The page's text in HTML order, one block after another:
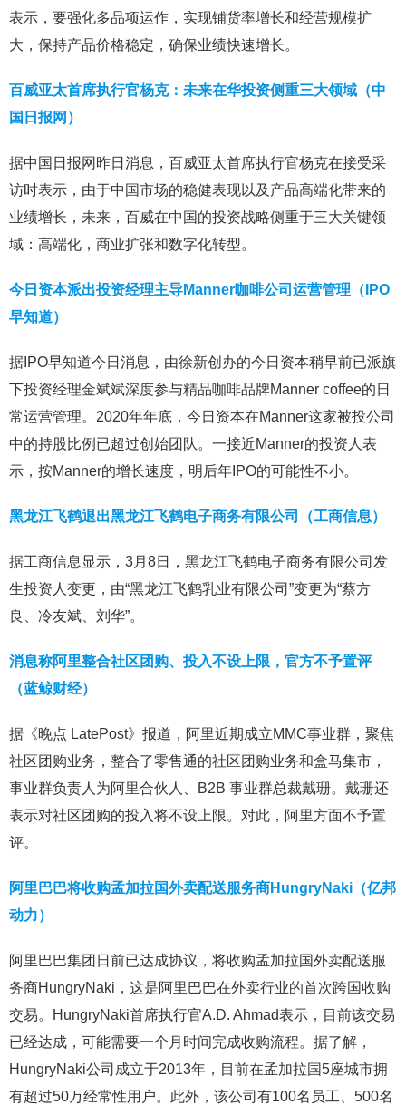
表示，要强化多品项运作，实现铺货率增长和经营规模扩
大，保持产品价格稳定，确保业绩快速增长。
百威亚太首席执行官杨克：未来在华投资侧重三大领域（中
国日报网）
据中国日报网昨日消息，百威亚太首席执行官杨克在接受采
访时表示，由于中国市场的稳健表现以及产品高端化带来的
业绩增长，未来，百威在中国的投资战略侧重于三大关键领
域：高端化，商业扩张和数字化转型。
今日资本派出投资经理主导Manner咖啡公司运营管理（IPO
早知道）
据IPO早知道今日消息，由徐新创办的今日资本稍早前已派旗
下投资经理金斌斌深度参与精品咖啡品牌Manner coffee的日
常运营管理。2020年年底，今日资本在Manner这家被投公司
中的持股比例已超过创始团队。一接近Manner的投资人表
示，按Manner的增长速度，明后年IPO的可能性不小。
黑龙江飞鹤退出黑龙江飞鹤电子商务有限公司（工商信息）
据工商信息显示，3月8日，黑龙江飞鹤电子商务有限公司发
生投资人变更，由“黑龙江飞鹤乳业有限公司”变更为“蔡方
良、冷友斌、刘华”。
消息称阿里整合社区团购、投入不设上限，官方不予置评
（蓝鲸财经）
据《晚点 LatePost》报道，阿里近期成立MMC事业群，聚焦
社区团购业务，整合了零售通的社区团购业务和盒马集市，
事业群负责人为阿里合伙人、B2B 事业群总裁戴珊。戴珊还
表示对社区团购的投入将不设上限。对此，阿里方面不予置
评。
阿里巴巴将收购孟加拉国外卖配送服务商HungryNaki（亿邦
动力）
阿里巴巴集团日前已达成协议，将收购孟加拉国外卖配送服
务商HungryNaki，这是阿里巴巴在外卖行业的首次跨国收购
交易。HungryNaki首席执行官A.D. Ahmad表示，目前该交易
已经达成，可能需要一个月时间完成收购流程。据了解，
HungryNaki公司成立于2013年，目前在孟加拉国5座城市拥
有超过50万经常性用户。此外，该公司有100名员工、500名